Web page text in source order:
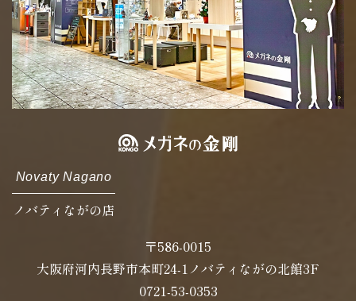
Novaty Nagano
ノバティながの店
〒586-0015
大阪府河内長野市本町24-1ノバティながの北館3F
0721-53-0353